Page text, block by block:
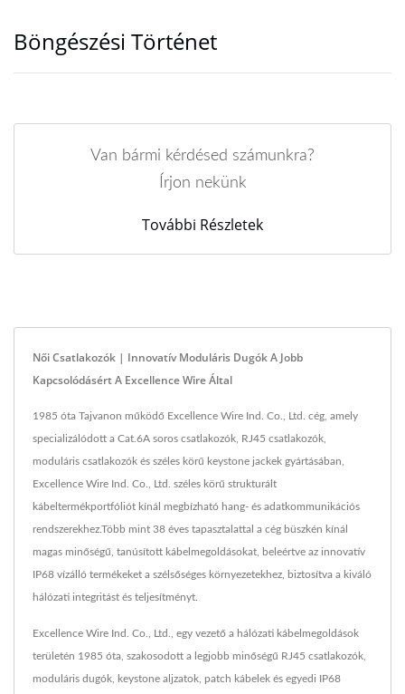
Böngészési Történet
Van bármi kérdésed számunkra?
Írjon nekünk
További Részletek
Női Csatlakozók | Innovatív Moduláris Dugók A Jobb
Kapcsolódásért A Excellence Wire Által
1985 óta Tajvanon működő Excellence Wire Ind. Co., Ltd. cég, amely
specializálódott a Cat.6A soros csatlakozók, RJ45 csatlakozók,
moduláris csatlakozók és széles körű keystone jackek gyártásában,
Excellence Wire Ind. Co., Ltd. széles körű strukturált
kábeltermékportfóliót kínál megbízható hang- és adatkommunikációs
rendszerekhez.Több mint 38 éves tapasztalattal a cég büszkén kínál
magas minőségű, tanúsított kábelmegoldásokat, beleértve az innovatív
IP68 vízálló termékeket a szélsőséges környezetekhez, biztosítva a kiváló
hálózati integritást és teljesítményt.
Excellence Wire Ind. Co., Ltd., egy vezető a hálózati kábelmegoldások
területén 1985 óta, szakosodott a legjobb minőségű RJ45 csatlakozók,
moduláris dugók, keystone aljzatok, patch kábelek és egyedi IP68